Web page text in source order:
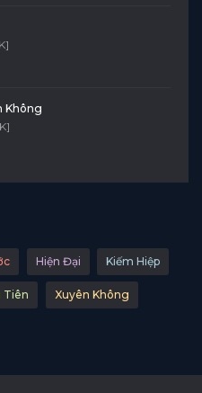
Không
Hiện Đại Kiếm Hiệp
Tiên Xuyên Không